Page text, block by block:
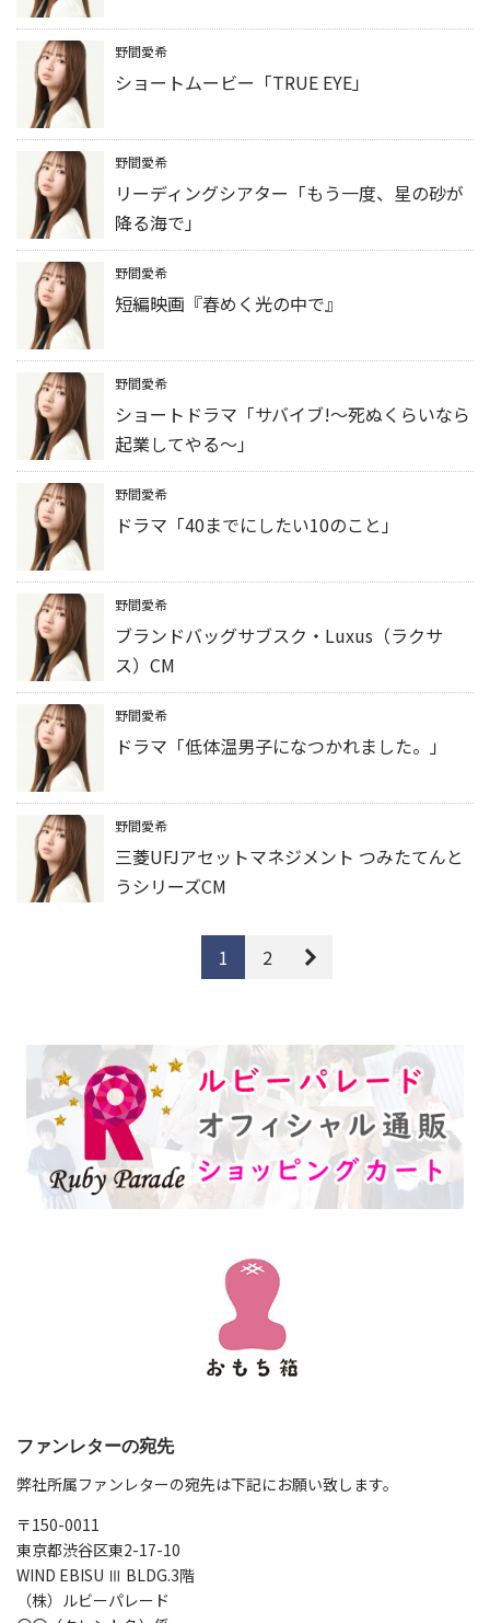
野間愛希
ショートムービー「TRUE EYE」
野間愛希
リーディングシアター「もう一度、星の砂が
降る海で」
野間愛希
短編映画『春めく光の中で』
野間愛希
ショートドラマ「サバイブ!～死ぬくらいなら
起業してやる～」
野間愛希
ドラマ「40までにしたい10のこと」
野間愛希
ブランドバッグサブスク・Luxus（ラクサ
ス）CM
野間愛希
ドラマ「低体温男子になつかれました。」
野間愛希
三菱UFJアセットマネジメント つみたてんと
うシリーズCM
1 2
ファンレターの宛先
弊社所属ファンレターの宛先は下記にお願い致します。
〒150-0011
東京都渋谷区東2-17-10
WIND EBISU Ⅲ BLDG.3階
（株）ルビーパレード